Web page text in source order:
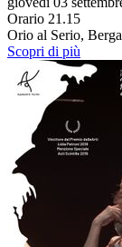
Orario 21.15
Orio al Serio,
Scopri di più